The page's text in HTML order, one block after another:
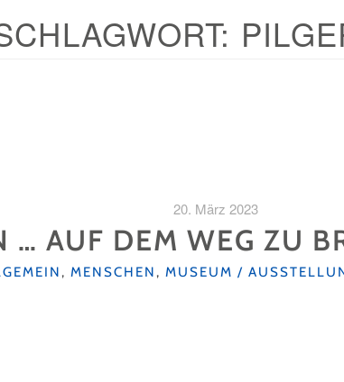
20. März 2023
… AUF DEM WEG ZU
, MENSCHEN, MUSEUM /